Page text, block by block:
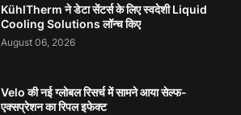
KühlTherm ने डेटा सेंटर्स के लिए स्वदेशी Liquid
Cooling Solutions लॉन्च किए
August 06, 2026
Velo की नई ग्लोबल रिसर्च में सामने आया सेल्फ-
एक्सप्रेशन का रिपल इफेक्ट